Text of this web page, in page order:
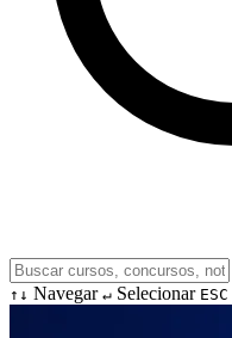
↑↓ Navegar ↵ Selecionar ESC